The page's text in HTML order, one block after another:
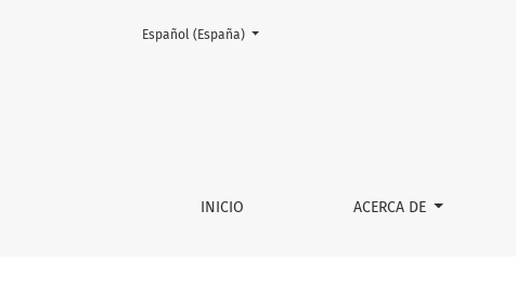
Conservación, digitalización y difusión del
INICIO ACERCA DE
Cambiar el idioma. El actual es:
Español (España)